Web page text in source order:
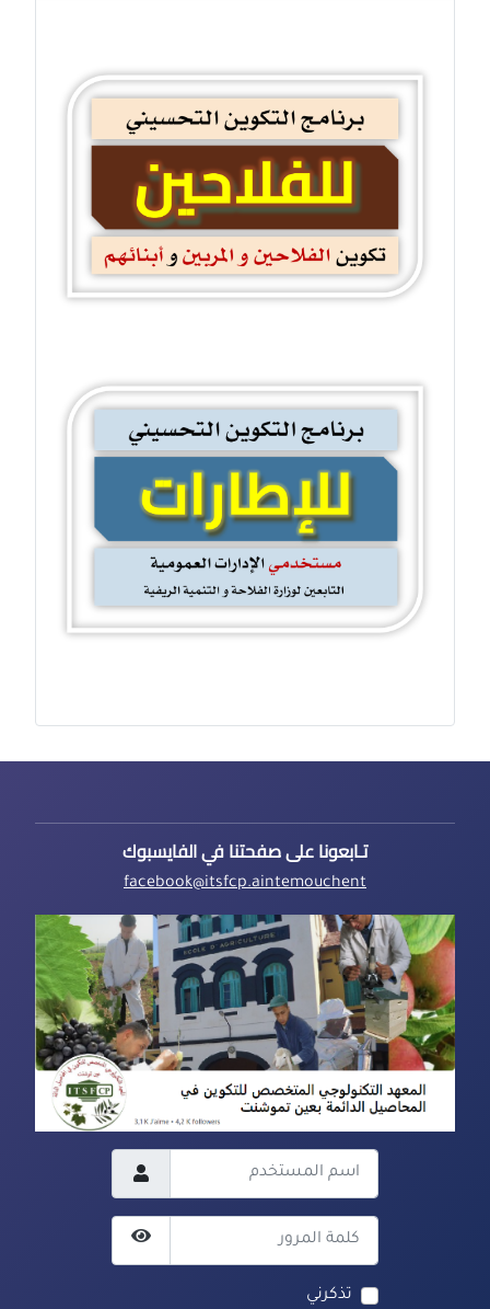
تـابعونا على صفحتنا في الفايسبوك
facebook@itsfcp.aintemouchent
اسم المستخدم
كلمة المرور
عرض كلمة المرور
تذكرني